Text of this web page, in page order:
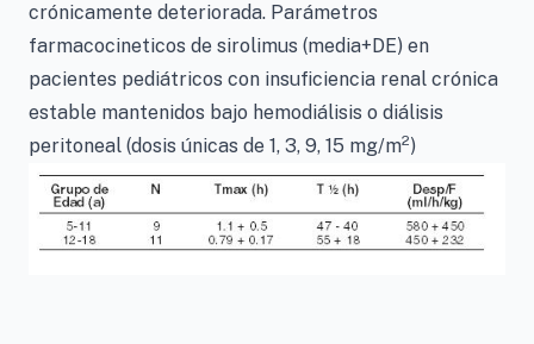
crónicamente deteriorada. Parámetros
farmacocineticos de sirolimus (media+DE) en
pacientes pediátricos con insuficiencia renal crónica
estable mantenidos bajo hemodiálisis o diálisis
peritoneal (dosis únicas de 1, 3, 9, 15 mg/m2)